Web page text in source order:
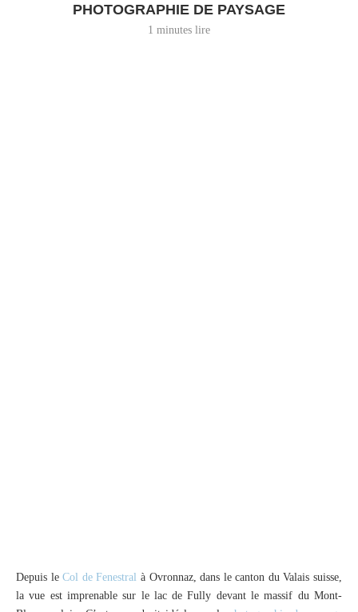
PHOTOGRAPHIE DE PAYSAGE
1 minutes lire
Depuis leCol de Fenestral à Ovronnaz, dans le canton du Valais suisse,
la vue est imprenable sur le lac de Fully devant le massif du Mont-